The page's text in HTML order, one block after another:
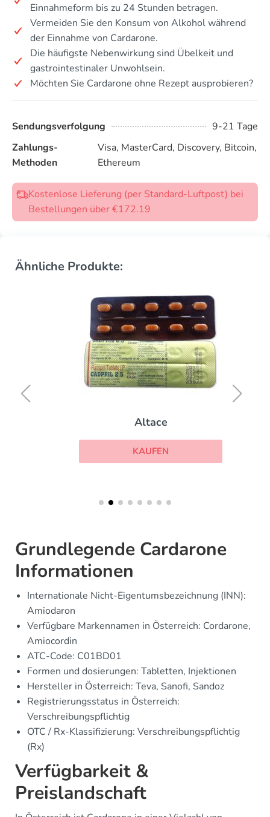
Einnahmeform bis zu 24 Stunden betragen.
Vermeiden Sie den Konsum von Alkohol während
der Einnahme von Cardarone.
Die häufigste Nebenwirkung sind Übelkeit und
gastrointestinaler Unwohlsein.
Möchten Sie Cardarone ohne Rezept ausprobieren?
Sendungsverfolgung
9-21 Tage
Zahlungs-
Methoden
Visa, MasterCard, Discovery, Bitcoin,
Ethereum
Kostenlose Lieferung (per Standard-Luftpost) bei
Bestellungen über €172.19
Ähnliche Produkte:
Altace
KAUFEN
Grundlegende Cardarone
Informationen
Internationale Nicht-Eigentumsbezeichnung (INN):
Amiodaron
Verfügbare Markennamen in Österreich: Cordarone,
Amiocordin
ATC-Code: C01BD01
Formen und dosierungen: Tabletten, Injektionen
Hersteller in Österreich: Teva, Sanofi, Sandoz
Registrierungsstatus in Österreich:
Verschreibungspflichtig
OTC / Rx-Klassifizierung: Verschreibungspflichtig
(Rx)
Verfügbarkeit &
Preislandschaft